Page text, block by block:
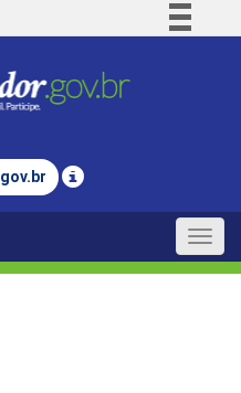
Comunica BR
Legislação
gov.br
Toggle